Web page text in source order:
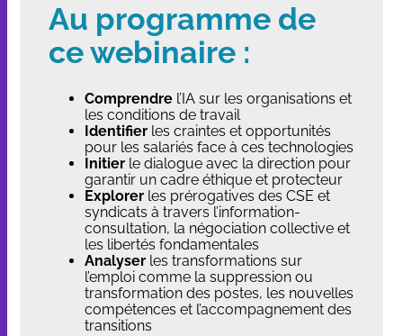
Au programme de
ce webinaire :
Comprendre l’IA sur les organisations et
les conditions de travail
Identifier les craintes et opportunités
pour les salariés face à ces technologies
Initier le dialogue avec la direction pour
garantir un cadre éthique et protecteur
Explorer les prérogatives des CSE et
syndicats à travers l’information-
consultation, la négociation collective et
les libertés fondamentales
Analyser les transformations sur
l’emploi comme la suppression ou
transformation des postes, les nouvelles
compétences et l’accompagnement des
transitions